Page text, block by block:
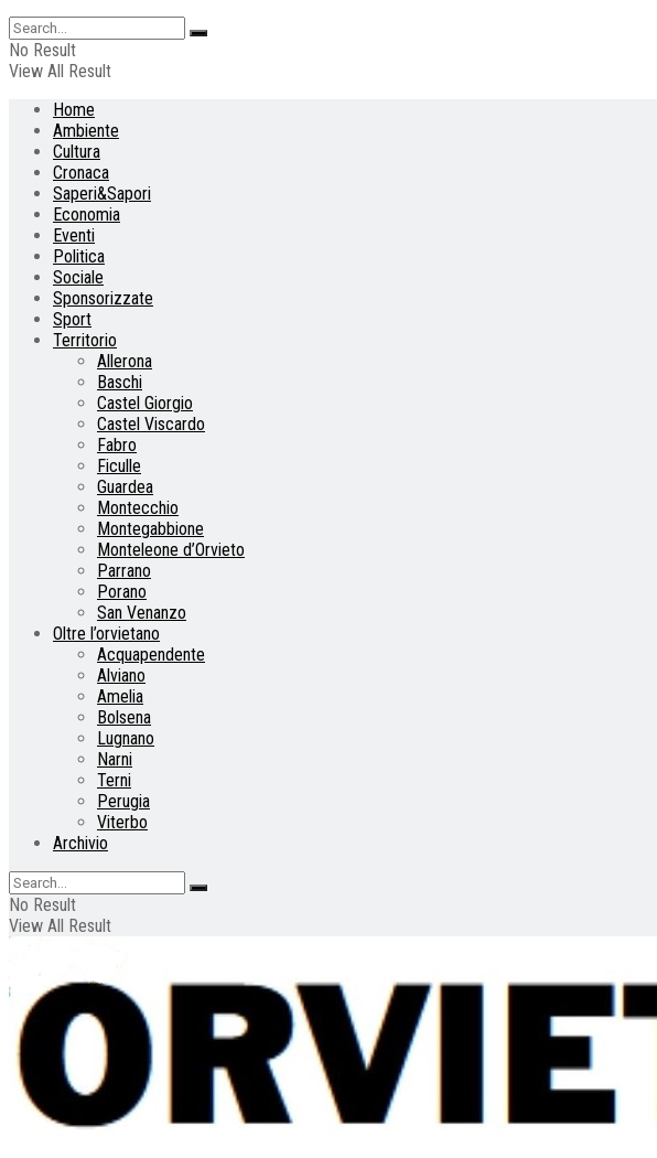
No Result
View All Result
Home
Ambiente
Cultura
Cronaca
Saperi&Sapori
Economia
Eventi
Politica
Sociale
Sponsorizzate
Sport
Territorio
Allerona
Baschi
Castel Giorgio
Castel Viscardo
Fabro
Ficulle
Guardea
Montecchio
Montegabbione
Monteleone d’Orvieto
Parrano
Porano
San Venanzo
Oltre l’orvietano
Acquapendente
Alviano
Amelia
Bolsena
Lugnano
Narni
Terni
Perugia
Viterbo
Archivio
No Result
View All Result